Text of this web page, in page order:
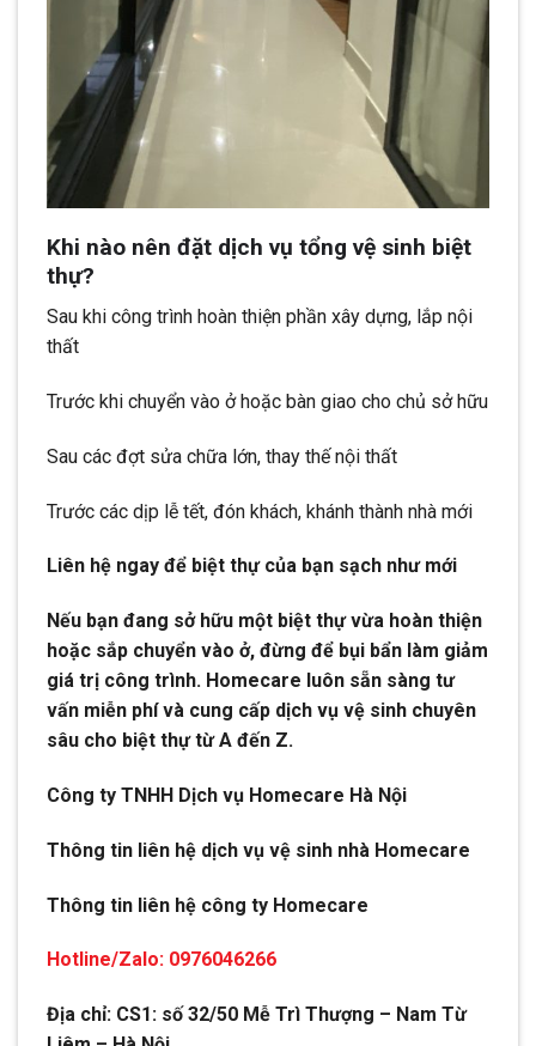
Khi nào nên đặt dịch vụ tổng vệ sinh biệt
thự?
Sau khi công trình hoàn thiện phần xây dựng, lắp nội
thất
Trước khi chuyển vào ở hoặc bàn giao cho chủ sở hữu
Sau các đợt sửa chữa lớn, thay thế nội thất
Trước các dịp lễ tết, đón khách, khánh thành nhà mới
Liên hệ ngay để biệt thự của bạn sạch như mới
Nếu bạn đang sở hữu một biệt thự vừa hoàn thiện
hoặc sắp chuyển vào ở, đừng để bụi bẩn làm giảm
giá trị công trình. Homecare luôn sẵn sàng tư
vấn miễn phí và cung cấp dịch vụ vệ sinh chuyên
sâu cho biệt thự từ A đến Z.
Công ty TNHH Dịch vụ Homecare Hà Nội
Thông tin liên hệ dịch vụ vệ sinh nhà Homecare
Thông tin liên hệ công ty Homecare
Hotline/Zalo: 0976046266
Địa chỉ: CS1: số 32/50 Mễ Trì Thượng – Nam Từ